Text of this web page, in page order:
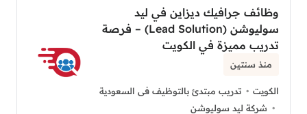
وظائف جرافيك ديزاين في ليد
سوليوشن (Lead Solution) – فرصة
تدريب مميزة في الكويت
منذ سنتين
الكويت
تدريب مبتدئ بالتوظيف فى السعودية
شركة ليد سوليوشن